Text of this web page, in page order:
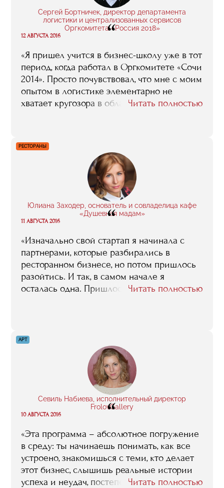
я провела не зря: это было интересно. И
что, самое главное, полезно».
Сергей Бортничек, директор департамента
логистики и централизованных сервисов
Оргкомитета «Россия 2018»
“
12 АВГУСТА 2016
«Я пришел учится в бизнес-школу уже в тот
период, когда работал в Оргкомитете «Сочи
2014». Просто почувствовал, что мне с моим
опытом в логистике элементарно не
хватает кругозора в области именно
функционируют спонсорские программы,
вообще был довольно далек от этой
тематики. Учеба в бизнес-школе помогла
ликвидировать эти пробелы, понять, как
устроены многие важные процессы, и
почувствовать дополнительную
уверенность в своих силах».
Читать полностью
РЕСТОРАНЫ
Юлиана Заходер, основатель и совладелица кафе
«Душевная мадам»
“
11 АВГУСТА 2016
«Изначально свой стартап я начинала с
партнерами, которые разбирались в
ресторанном бизнесе, но потом пришлось
разойтись. И так, в самом начале я
осталась одна. Пришлось поднимать все
полезны контакты, например, выход на
Андрея Фирсова (генеральный директор
бюро ресторанного консалтинга RestIdea,
преподаватель факультета «Менеджмент в
ресторанном бизнесе и клубной
индустрии»), который очень помог на
Читать полностью
АРТ
Севиль Набиева, исполнительный директор
FrolovGallery
“
10 АВГУСТА 2016
«Эта программа – абсолютное погружение
в среду: ты начинаешь понимать, как все
устроено, знакомишься с теми, кто делает
этот бизнес, слышишь реальные истории
успеха и неудач, постепенно формируя
Читать полностью